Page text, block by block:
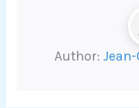
Author: